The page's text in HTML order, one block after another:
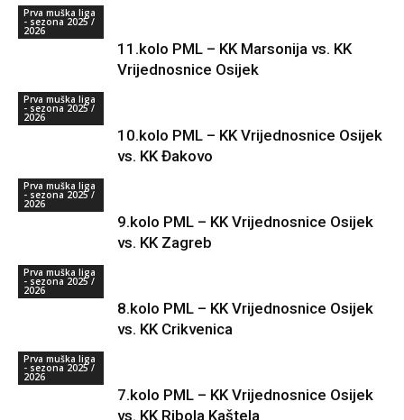
Prva muška liga
- sezona 2025 /
2026
11.kolo PML – KK Marsonija vs. KK
Vrijednosnice Osijek
Prva muška liga
- sezona 2025 /
2026
10.kolo PML – KK Vrijednosnice Osijek
vs. KK Đakovo
Prva muška liga
- sezona 2025 /
2026
9.kolo PML – KK Vrijednosnice Osijek
vs. KK Zagreb
Prva muška liga
- sezona 2025 /
2026
8.kolo PML – KK Vrijednosnice Osijek
vs. KK Crikvenica
Prva muška liga
- sezona 2025 /
2026
7.kolo PML – KK Vrijednosnice Osijek
vs. KK Ribola Kaštela